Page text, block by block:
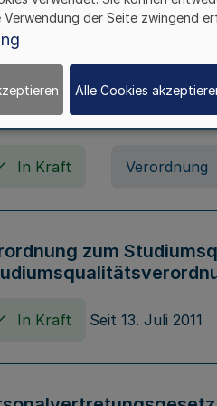
In Kraft Seit 01. April 2008
über Beihilfen
In Kraft Verordnung
zum
In Kraft Seit 13. Juli 2011
der Seite zwingend
Alle Cookies